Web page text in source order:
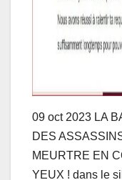
09 oct 2023 LA
DES
MEURTRE EN
YEUX ! dans le